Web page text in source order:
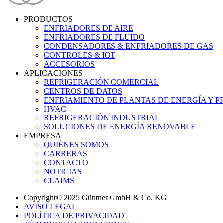
PRODUCTOS
ENFRIADORES DE AIRE
ENFRIADORES DE FLUIDO
CONDENSADORES & ENFRIADORES DE GAS
CONTROLES & IOT
ACCESORIOS
APLICACIONES
REFRIGERACIÓN COMERCIAL
CENTROS DE DATOS
ENFRIAMIENTO DE PLANTAS DE ENERGÍA Y
HVAC
REFRIGERACIÓN INDUSTRIAL
SOLUCIONES DE ENERGÍA RENOVABLE
EMPRESA
QUIÉNES SOMOS
CARRERAS
CONTACTO
NOTICIAS
CLAIMS
Copyright© 2025 Güntner GmbH & Co. KG
AVISO LEGAL
POLÍTICA DE PRIVACIDAD